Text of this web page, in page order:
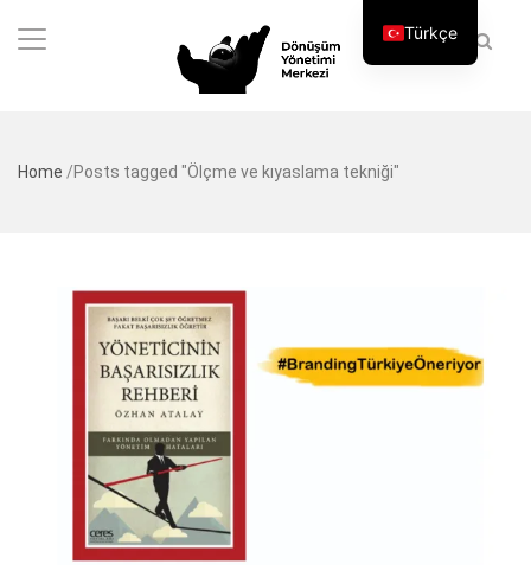
Home /Posts tagged "Ölçme ve kıyaslama tekniği"
Türkçe